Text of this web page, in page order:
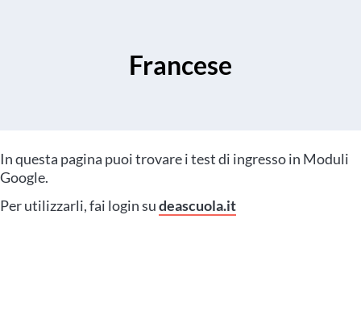
Francese
In questa pagina puoi trovare i test di ingresso in Moduli
Google.
Per utilizzarli, fai login sudeascuola.it